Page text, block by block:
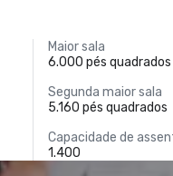
Maior sala
6.000 pés quadrados
Segunda maior sala
5.160 pés quadrados
Capacidade de
1.400